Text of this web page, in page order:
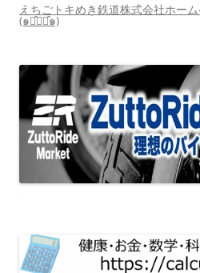
えちごトキめき鉄道株式会社ホー
(๑･̑◡･̑๑)